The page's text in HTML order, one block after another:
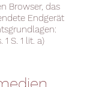
Browser, das
Endgerät
S. 1 lit. a)